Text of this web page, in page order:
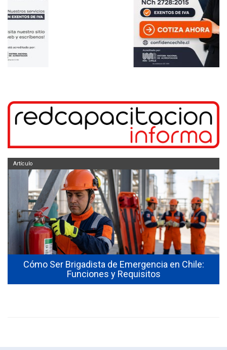
Cómo Ser Brigadista de Emergencia en Chile:
Funciones y Requisitos
Artículo